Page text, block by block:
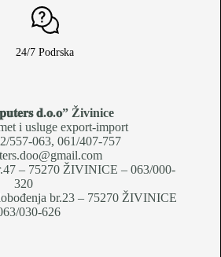
24/7 Podrska
𝐝.𝐨.𝐨” Živinice
i usluge export-import
557-063, 061/407-757
– 75270 ŽIVINICE – 063/000-
320
br.23 – 75270 ŽIVINICE
030-626